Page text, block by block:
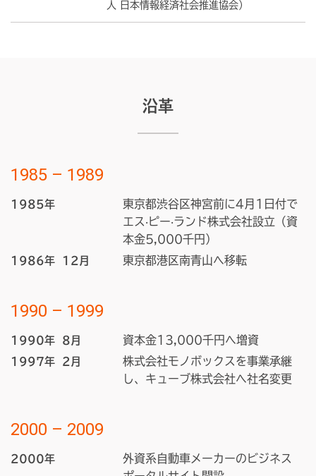
人 日本情報経済社会推進協会）
沿革
1985 – 1989
1985年
東京都渋谷区神宮前に4月1日付で
エス‧ピー‧ランド株式会社設立（資
本金5,000千円）
1986年 12月 東京都港区南青山へ移転
1990 – 1999
1990年 8月 資本金13,000千円へ増資
1997年 2月
株式会社モノボックスを事業承継
し、キューブ株式会社へ社名変更
2000 – 2009
2000年
外資系自動車メーカーのビジネス